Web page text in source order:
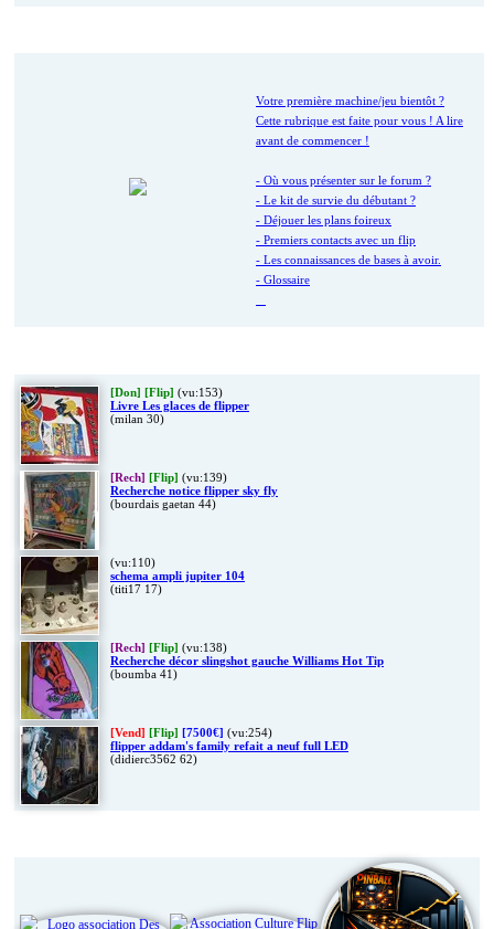
Votre première machine/jeu bientôt ?
Cette rubrique est faite pour vous ! A lire
avant de commencer !
- Où vous présenter sur le forum ?
- Le kit de survie du débutant ?
- Déjouer les plans foireux
- Premiers contacts avec un flip
- Les connaissances de bases à avoir.
- Glossaire
[Don] [Flip] (vu:153)
Livre Les glaces de flipper
(milan 30)
[Rech] [Flip] (vu:139)
Recherche notice flipper sky fly
(bourdais gaetan 44)
(vu:110)
schema ampli jupiter 104
(titi17 17)
[Rech] [Flip] (vu:138)
Recherche décor slingshot gauche Williams Hot Tip
(boumba 41)
[Vend] [Flip] [7500€] (vu:254)
flipper addam's family refait a neuf full LED
(didierc3562 62)